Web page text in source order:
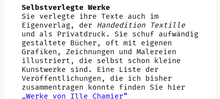
Selbstverlegte Werke
Sie verlegte ihre Texte auch im
Eigenverlag, der Handedition Textille
und als Privatdruck. Sie schuf aufwändig
gestaltete Bücher, oft mit eigenen
Grafiken, Zeichnungen und Malereien
illustriert, die selbst schon kleine
Kunstwerke sind. Eine Liste der
Veröffentlichungen, die ich bisher
zusammentragen konnte finden Sie hier
„Werke von Ille Chamier“